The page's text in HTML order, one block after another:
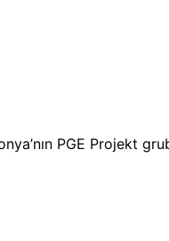
PGE Projekt